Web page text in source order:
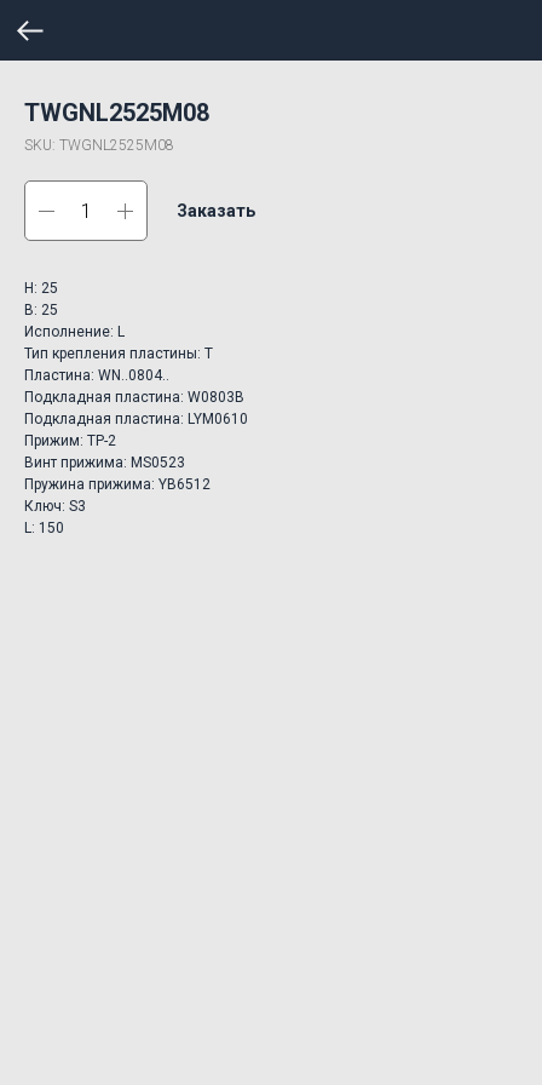
TWGNL2525M08
SKU: TWGNL2525M08
Заказать
H: 25
B: 25
Исполнение: L
Тип крепления пластины: T
Пластина: WN..0804..
Подкладная пластина: W0803B
Подкладная пластина: LYM0610
Прижим: TP-2
Винт прижима: MS0523
Пружина прижима: YB6512
Ключ: S3
L: 150